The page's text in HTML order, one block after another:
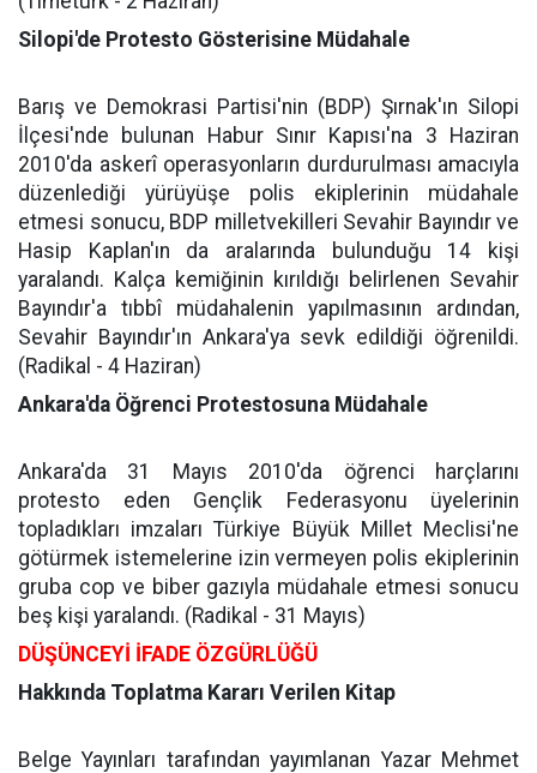
Silopi'de Protesto Gösterisine Müdahale
Barış ve Demokrasi Partisi'nin (BDP) Şırnak'ın Silopi
İlçesi'nde bulunan Habur Sınır Kapısı'na 3 Haziran
2010'da askerî operasyonların durdurulması amacıyla
düzenlediği yürüyüşe polis ekiplerinin müdahale
etmesi sonucu, BDP milletvekilleri Sevahir Bayındır ve
Hasip Kaplan'ın da aralarında bulunduğu 14 kişi
yaralandı. Kalça kemiğinin kırıldığı belirlenen Sevahir
Bayındır'a tıbbî müdahalenin yapılmasının ardından,
Sevahir Bayındır'ın Ankara'ya sevk edildiği öğrenildi.
(Radikal - 4 Haziran)
Ankara'da Öğrenci Protestosuna Müdahale
Ankara'da 31 Mayıs 2010'da öğrenci harçlarını
protesto eden Gençlik Federasyonu üyelerinin
topladıkları imzaları Türkiye Büyük Millet Meclisi'ne
götürmek istemelerine izin vermeyen polis ekiplerinin
gruba cop ve biber gazıyla müdahale etmesi sonucu
beş kişi yaralandı. (Radikal - 31 Mayıs)
DÜŞÜNCEYİ İFADE ÖZGÜRLÜĞÜ
Hakkında Toplatma Kararı Verilen Kitap
Belge Yayınları tarafından yayımlanan Yazar Mehmet